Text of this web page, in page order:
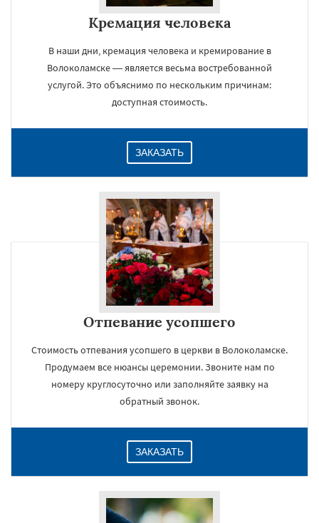
Кремация человека
В наши дни, кремация человека и кремирование в
Волоколамске — является весьма востребованной
услугой. Это объяснимо по нескольким причинам:
доступная стоимость.
ЗАКАЗАТЬ
Отпевание усопшего
Стоимость отпевания усопшего в церкви в Волоколамске.
Продумаем все нюансы церемонии. Звоните нам по
номеру круглосуточно или заполняйте заявку на
обратный звонок.
ЗАКАЗАТЬ